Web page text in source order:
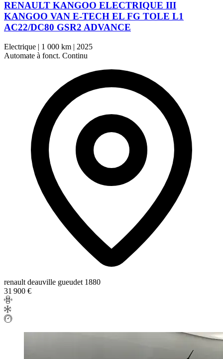
RENAULT KANGOO ELECTRIQUE III
KANGOO VAN E-TECH EL FG TOLE L1
AC22/DC80 GSR2 ADVANCE
Electrique | 1 000 km | 2025
Automate à fonct. Continu
renault deauville gueudet 1880
31 900 €